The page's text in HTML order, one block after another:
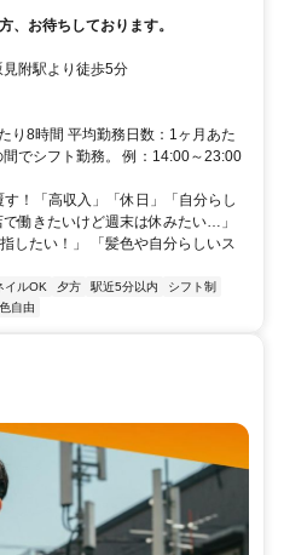
、お待ちしております。
附駅より徒歩5分
り8時間 平均勤務日数：1ヶ月あた
でシフト勤務。 例：14:00～23:00
！「高収入」「休日」「自分らし
働きたいけど週末は休みたい…」
したい！」 「髪色や自分らしいス
イルOK 夕方 駅近5分以内
シフト制
自由